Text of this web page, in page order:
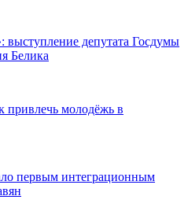
выступление депутата Госдумы
Белика
привлечь молодёжь в
первым интеграционным